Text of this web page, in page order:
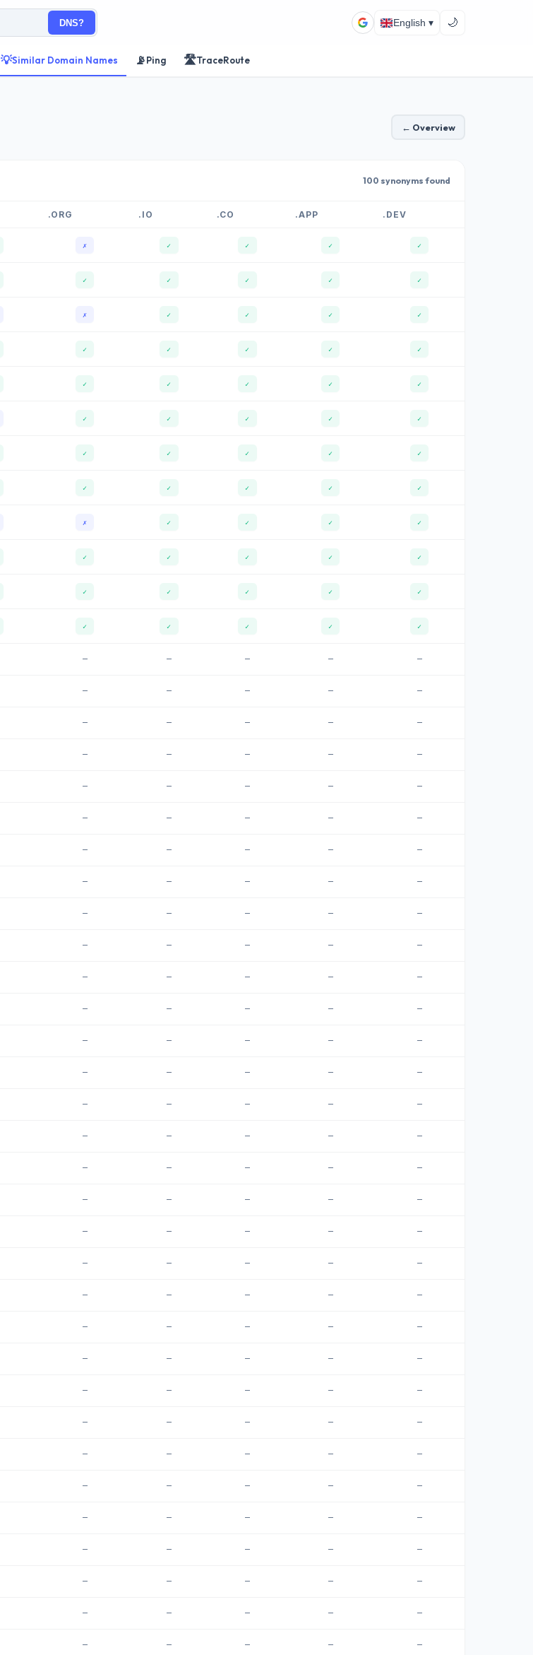
DNS? English ▾ 🌙
💡Similar Domain Names 📡Ping 🛣️TraceRoute
← Overview
100 synonyms found
.ORG .IO .CO .APP .DEV
✗ ✓ ✓ ✓ ✓
✓ ✓ ✓ ✓ ✓
✗ ✓ ✓ ✓ ✓
✓ ✓ ✓ ✓ ✓
✓ ✓ ✓ ✓ ✓
✓ ✓ ✓ ✓ ✓
✓ ✓ ✓ ✓ ✓
✓ ✓ ✓ ✓ ✓
✗ ✓ ✓ ✓ ✓
✓ ✓ ✓ ✓ ✓
✓ ✓ ✓ ✓ ✓
✓ ✓ ✓ ✓ ✓
— — — — —
— — — — —
— — — — —
— — — — —
— — — — —
— — — — —
— — — — —
— — — — —
— — — — —
— — — — —
— — — — —
— — — — —
— — — — —
— — — — —
— — — — —
— — — — —
— — — — —
— — — — —
— — — — —
— — — — —
— — — — —
— — — — —
— — — — —
— — — — —
— — — — —
— — — — —
— — — — —
— — — — —
— — — — —
— — — — —
— — — — —
— — — — —